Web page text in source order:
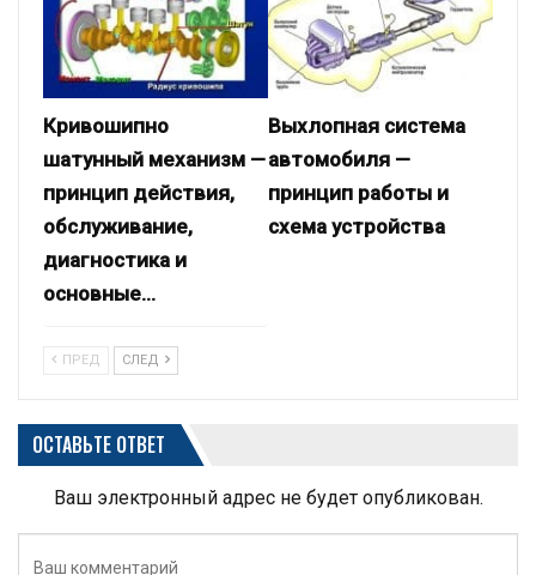
Кривошипно
шатунный механизм —
принцип действия,
обслуживание,
диагностика и
основные…
Выхлопная система
автомобиля —
принцип работы и
схема устройства
ПРЕД СЛЕД
ОСТАВЬТЕ ОТВЕТ
Ваш электронный адрес не будет опубликован.